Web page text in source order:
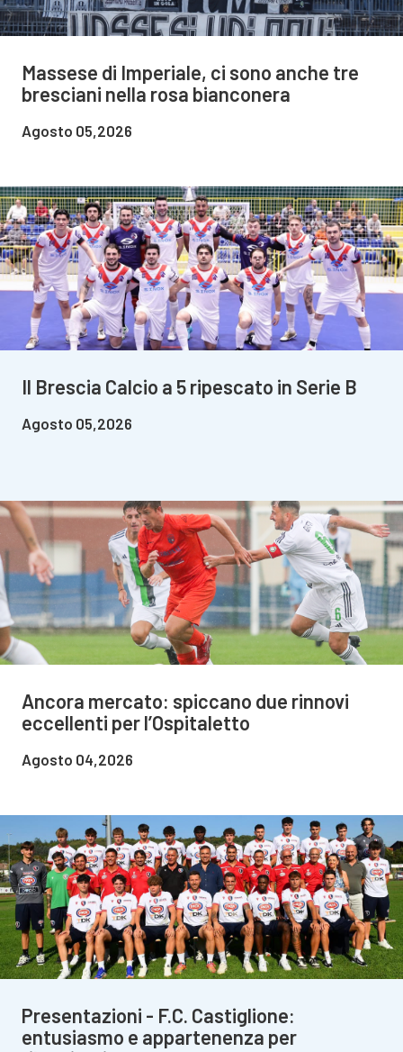
Massese di Imperiale, ci sono anche tre
bresciani nella rosa bianconera
Agosto 05,2026
Il Brescia Calcio a 5 ripescato in Serie B
Agosto 05,2026
Ancora mercato: spiccano due rinnovi
eccellenti per l’Ospitaletto
Agosto 04,2026
Presentazioni - F.C. Castiglione:
entusiasmo e appartenenza per